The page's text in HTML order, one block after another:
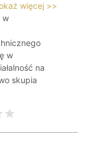
więcej >>
w
w
na
skupia